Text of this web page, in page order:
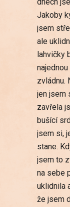
Jakoby
jsem
ale
lahvičky
zvládnu.
jen jsem
zavřela
bušící
jsem si,
stane.
jsem to
na sebe
uklidnila
že jsem